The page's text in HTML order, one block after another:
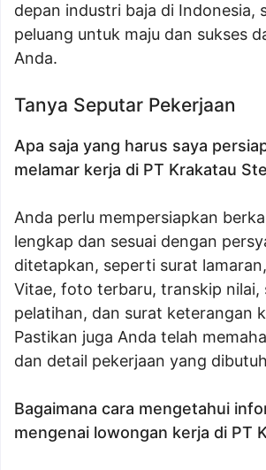
depan industri baja di Indonesia,
peluang untuk maju dan sukses
Anda.
Tanya Seputar Pekerjaan
Apa saja yang harus saya
melamar kerja di PT Krakatau
Anda perlu mempersiapkan
lengkap dan sesuai dengan
ditetapkan, seperti surat
Vitae, foto terbaru, transkip
pelatihan, dan surat keterangan
Pastikan juga Anda telah
dan detail pekerjaan yang
Bagaimana cara mengetahui
mengenai lowongan kerja di PT